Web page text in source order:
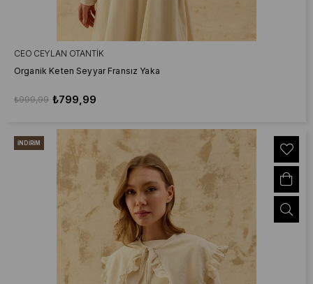
CEO CEYLAN OTANTIK
Organik Keten Seyyar Fransız Yaka
₺799,99
₺999,99
İNDIRIM